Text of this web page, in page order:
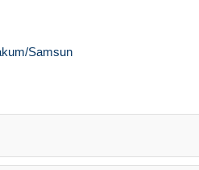
Samsun